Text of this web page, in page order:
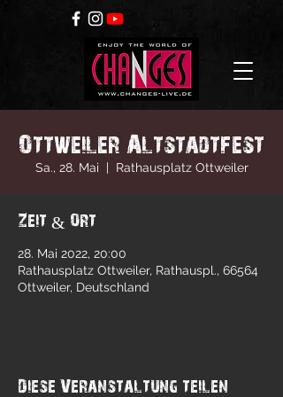
Ottweiler Altstadtfest
Sa., 28. Mai
  |
Rathausplatz Ottweiler
Zeit & Ort
28. Mai 2022, 20:00
Rathausplatz Ottweiler, Rathauspl., 66564
Ottweiler, Deutschland
Diese Veranstaltung teilen